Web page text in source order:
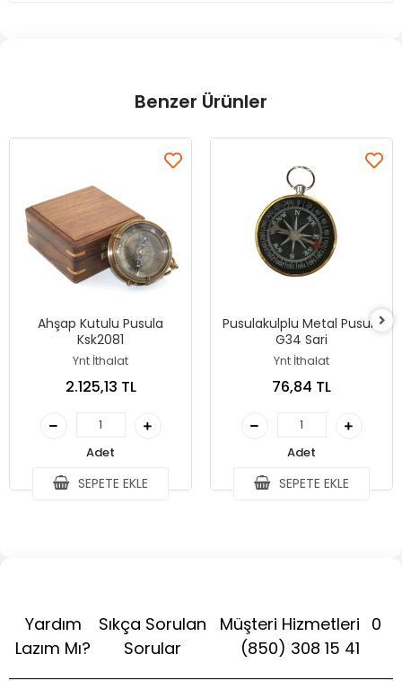
Benzer Ürünler
Ahşap Kutulu Pusula
Ksk2081
Ynt İthalat
2.125,13 TL
Adet
SEPETE EKLE
Pusulakulplu Metal Pusula
G34 Sari
Ynt İthalat
76,84 TL
Adet
SEPETE EKLE
Yardım
Lazım Mı?
Sıkça Sorulan
Sorular
Müşteri Hizmetleri 0
(850) 308 15 41